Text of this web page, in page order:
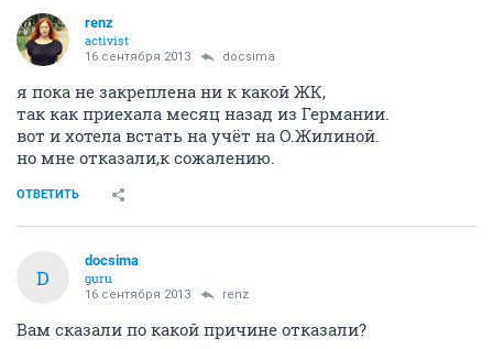
renz
activist
16 сентября 2013 docsima
я пока не закреплена ни к какой ЖК,
так как приехала месяц назад из Германии.
вот и хотела встать на учёт на О.Жилиной.
но мне отказали,к сожалению.
ОТВЕТИТЬ
D
docsima
guru
16 сентября 2013 renz
Вам сказали по какой причине отказали?